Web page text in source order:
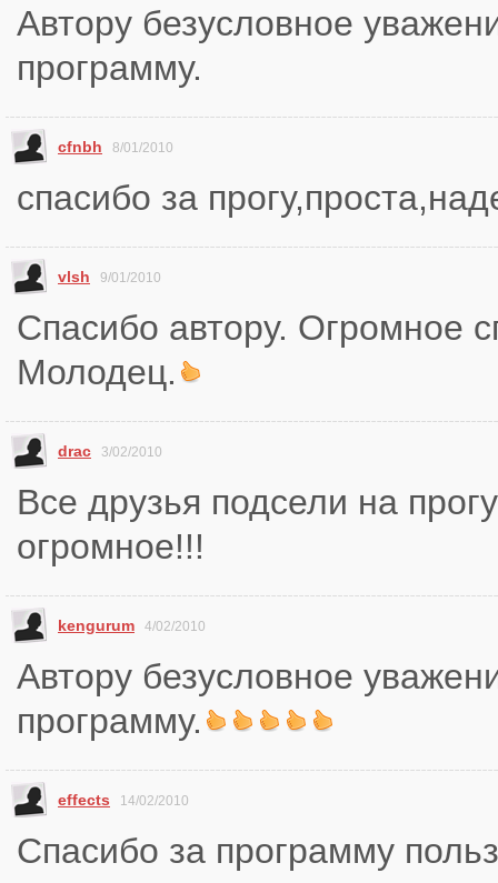
Автору безусловное
программу.
cfnbh 8/01/2010
спасибо за
vlsh 9/01/2010
Спасибо автору. Огромное
Молодец.
drac 3/02/2010
Все друзья подсели на
огромное!!!
kengurum 4/02/2010
Автору безусловное
программу.
effects 14/02/2010
Спасибо за программу